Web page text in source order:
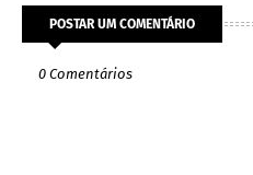
POSTAR UM COMENTÁRIO
0 Comentários